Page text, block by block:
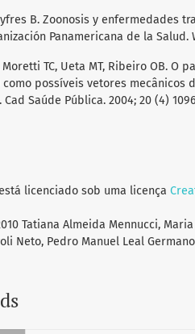
B. Zoonosis y enfermedades
Panamericana de la Salud.
Moretti TC, Ueta MT, Ribeiro OB.
como possíveis vetores
Saúde Pública. 2004; 20 (4)
licenciado sob uma licença
Tatiana Almeida Mennucci,
Neto, Pedro Manuel Leal Germano